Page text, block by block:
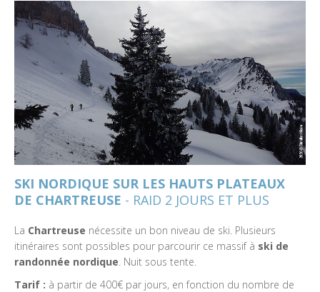
SKI NORDIQUE SUR LES HAUTS PLATEAUX
DE CHARTREUSE - RAID 2 JOURS ET PLUS
La Chartreuse nécessite un bon niveau de ski. Plusieurs
itinéraires sont possibles pour parcourir ce massif à ski de
randonnée nordique . Nuit sous tente.
Tarif : à partir de 400€ par jours, en fonction du nombre de